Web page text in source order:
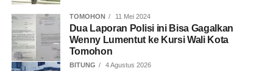
TOMOHON 11 Mei 2024
Dua Laporan Polisi ini Bisa Gagalkan
Wenny Lumentut ke Kursi Wali Kota
Tomohon
BITUNG 4 Agustus 2026